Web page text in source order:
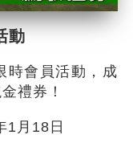
動
時會員活動，成
禮券！
1月18日